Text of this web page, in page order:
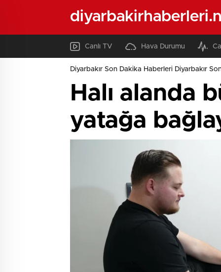
Canlı TV Hava Durumu
Diyarbakır Son Dakika Haberleri Diyarbakır
Halı alanda
yatağa